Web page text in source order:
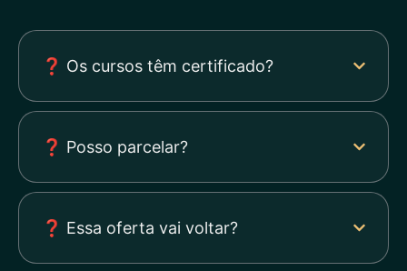
❓ Os cursos têm certificado?
❓ Posso parcelar?
❓ Essa oferta vai voltar?